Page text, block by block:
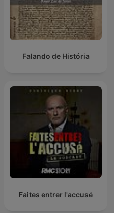
Falando de História
Faites entrer l'accusé